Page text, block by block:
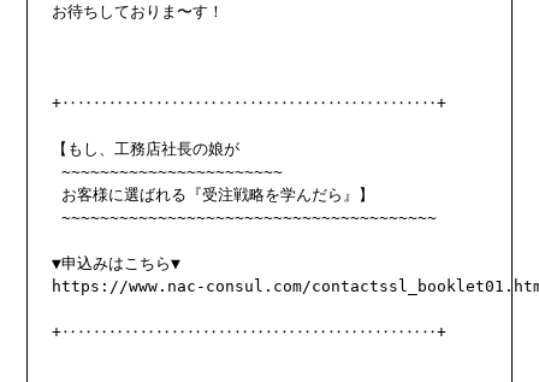
お待ちしておりま〜す！
+‥‥‥‥‥‥‥‥‥‥‥‥‥‥‥‥‥‥‥‥‥‥‥‥+
【もし、工務店社長の娘が
~~~~~~~~~~~~~~~~~~~~~~~
お客様に選ばれる『受注戦略を学んだら』】
~~~~~~~~~~~~~~~~~~~~~~~~~~~~~~~~~~~~~~~
https://www.nac-consul.com/
+‥‥‥‥‥‥‥‥‥‥‥‥‥‥‥‥‥‥‥‥‥‥‥‥+